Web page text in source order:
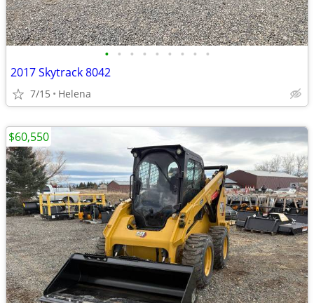
• • • • • • • • •
2017 Skytrack 8042
7/15 Helena
$60,550